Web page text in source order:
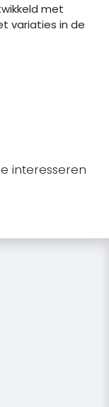
met
variaties in de
interesseren